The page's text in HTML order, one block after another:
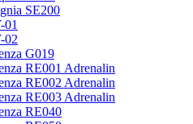
SE200
02
G019
RE001 Adrenalin
RE002 Adrenalin
RE003 Adrenalin
RE040